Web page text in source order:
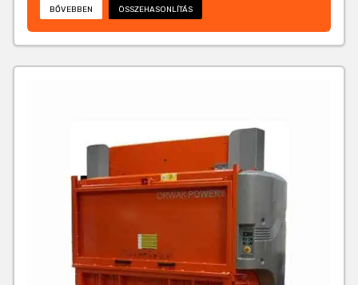
BŐVEBBEN ÖSSZEHASONLÍTÁS